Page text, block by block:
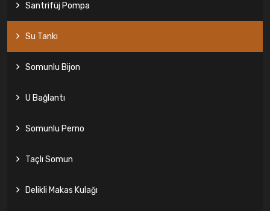
Santrifüj Pompa
Su Tankı
Somunlu Bijon
U Bağlantı
Somunlu Perno
Taçlı Somun
Delikli Makas Kulağı